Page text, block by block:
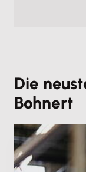
Die
Bohnert